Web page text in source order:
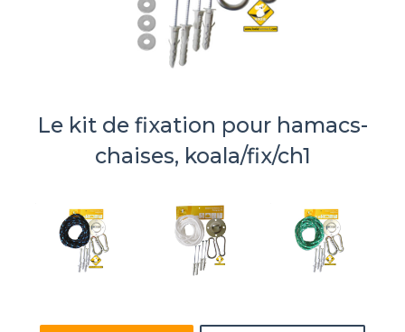
Le kit de fixation pour hamacs-
chaises, koala/fix/ch1